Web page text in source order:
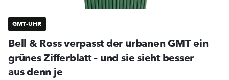
GMT-UHR
Bell & Ross verpasst der urbanen GMT ein
grünes Zifferblatt – und sie sieht besser
aus denn je